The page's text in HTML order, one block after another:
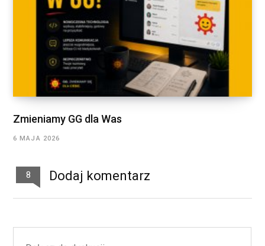
Zmieniamy GG dla Was
6 MAJA 2026
8 Dodaj komentarz